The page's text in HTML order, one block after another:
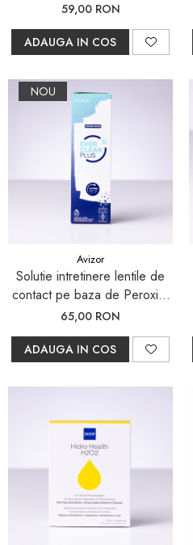
59,00 RON
ADAUGA IN COS
NOU
Avizor
Solutie intretinere lentile de
contact pe baza de Peroxid,
Everclean Plus, 225 ml +30
tablete deproteinizare
65,00 RON
ADAUGA IN COS